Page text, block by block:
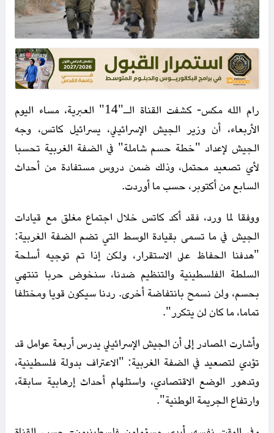
رام الله مكس- كشفت القناة الـ"14" العبرية، مساء اليوم
الأربعاء، أن وزير الجيش الإسرائيلي، يسرائيل كاتس، وجه
الجيش لإعداد "خطة حسم شاملة" في الضفة الغربية تحسبا
لأي تصعيد محتمل، وذلك ضمن دروس مستفادة من أحداث
السابع من أكتوبر، حسب ما أوردت.
ووفقا لما ورد، فقد أكد كاتس خلال اجتماع مغلق مع قيادات
الجيش في ما تسمى بقيادة الوسط التي تضم الضفة الغربية:
"هدفنا الحفاظ على الاستقرار، ولكن إذا تم توجيه أسلحة
السلطة الفلسطينية والتنظيم ضدنا، سنخوض حربا تنتهي
بحسم، ولن نسمح بانتفاضة أخرى. ردنا سيكون قويا ومختلفا
تماما، ما كان لن يتكرر".
وأشارت المصادر إلى أن الجيش الإسرائيلي يدرس أربعة عوامل قد
تؤدي لتصعيد في الضفة الغربية: "الاعتراف بدولة فلسطينية،
وتدهور الوضع الاقتصادي، واستلهام أحداث إرهابية سابقة،
وارتفاع الجريمة الوطنية".